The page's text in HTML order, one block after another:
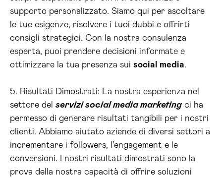
supporto personalizzato. Siamo qui per ascoltare
le tue esigenze, risolvere i tuoi dubbi e offrirti
consigli strategici. Con la nostra consulenza
esperta, puoi prendere decisioni informate e
ottimizzare la tua presenza sui social media.
5. Risultati Dimostrati: La nostra esperienza nel
settore del servizi social media marketing ci ha
permesso di generare risultati tangibili per i nostri
clienti. Abbiamo aiutato aziende di diversi settori a
incrementare i followers, l’engagement e le
conversioni. I nostri risultati dimostrati sono la
prova della nostra capacità di offrire soluzioni